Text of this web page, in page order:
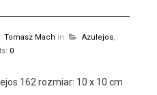
Tomasz Mach in Azulejos
0
162 rozmiar: 10 x 10 cm